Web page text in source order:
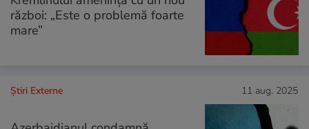
război: „Este o problemă foarte
mare”
Știri Externe 11 aug. 2025